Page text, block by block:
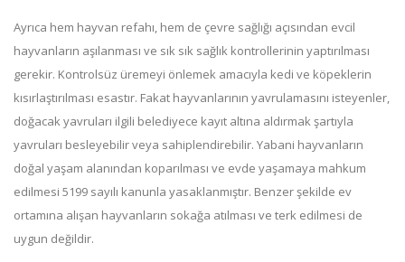
Ayrıca hem hayvan refahı, hem de çevre sağlığı açısından evcil
hayvanların aşılanması ve sık sık sağlık kontrollerinin yaptırılması
gerekir. Kontrolsüz üremeyi önlemek amacıyla kedi ve köpeklerin
kısırlaştırılması esastır. Fakat hayvanlarının yavrulamasını isteyenler,
doğacak yavruları ilgili belediyece kayıt altına aldırmak şartıyla
yavruları besleyebilir veya sahiplendirebilir. Yabani hayvanların
doğal yaşam alanından koparılması ve evde yaşamaya mahkum
edilmesi 5199 sayılı kanunla yasaklanmıştır. Benzer şekilde ev
ortamına alışan hayvanların sokağa atılması ve terk edilmesi de
uygun değildir.